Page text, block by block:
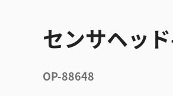
センサヘッ
OP-88648